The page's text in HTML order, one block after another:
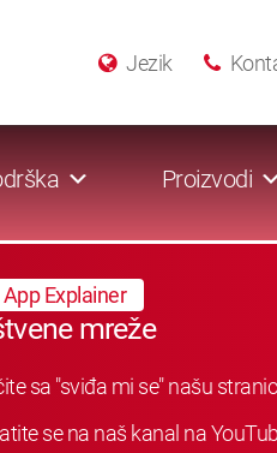
Jezik
Proizvodi
App Explainer
mreže
sa "sviđa mi se" našu
se na naš kanal na